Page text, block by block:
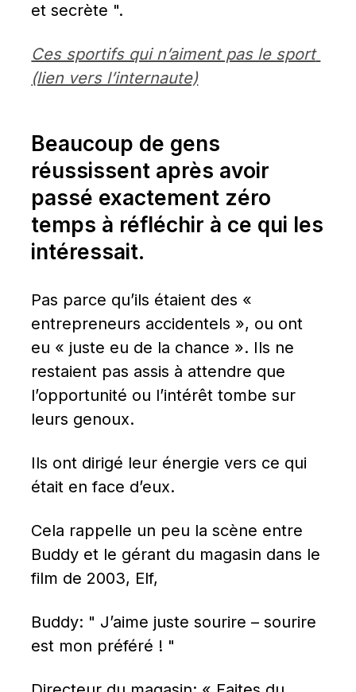
et secrète ".
Ces sportifs qui n’aiment pas le sport
(lien vers l’internaute)
Beaucoup de gens
réussissent après avoir
passé exactement zéro
temps à réfléchir à ce qui les
intéressait.
Pas parce qu’ils étaient des «
entrepreneurs accidentels », ou ont
eu « juste eu de la chance ». Ils ne
restaient pas assis à attendre que
l’opportunité ou l’intérêt tombe sur
leurs genoux.
Ils ont dirigé leur énergie vers ce qui
était en face d’eux.
Cela rappelle un peu la scène entre
Buddy et le gérant du magasin dans le
film de 2003, Elf,
Buddy: " J’aime juste sourire – sourire
est mon préféré ! "